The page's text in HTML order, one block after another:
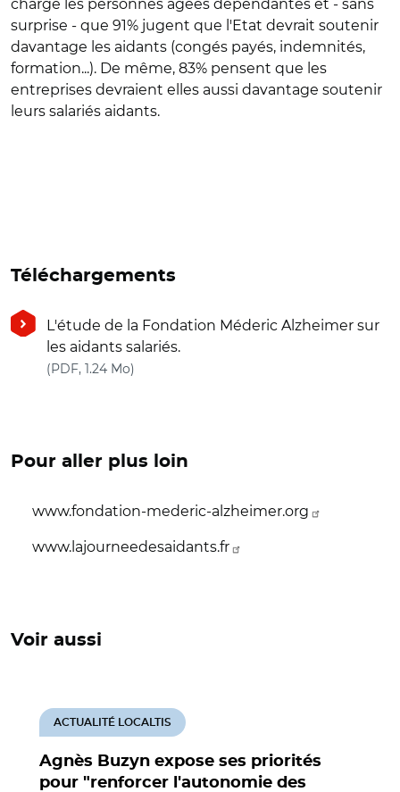
charge les personnes âgées dépendantes et - sans
surprise - que 91% jugent que l'Etat devrait soutenir
davantage les aidants (congés payés, indemnités,
formation...). De même, 83% pensent que les
entreprises devraient elles aussi davantage soutenir
leurs salariés aidants.
Téléchargements
L'étude de la Fondation Méderic Alzheimer sur
les aidants salariés.
(PDF, 1.24 Mo)
Pour aller plus loin
www.fondation-mederic-alzheimer.org
www.lajourneedesaidants.fr
Voir aussi
Agnès Buzyn expose ses priorités
pour "renforcer l'autonomie des
ACTUALITÉ LOCALTIS